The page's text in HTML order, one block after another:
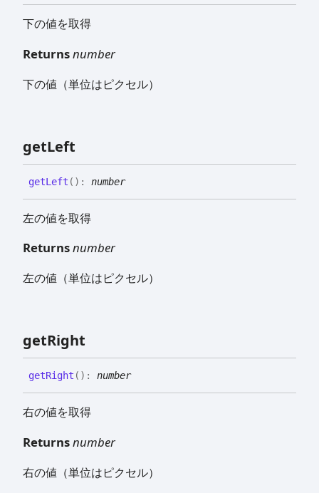
下の値を取得
Returnsnumber
下の値（単位はピクセル）
getLeft
getLeft ( ) : number
左の値を取得
Returnsnumber
左の値（単位はピクセル）
getRight
getRight ( ) : number
右の値を取得
Returnsnumber
右の値（単位はピクセル）